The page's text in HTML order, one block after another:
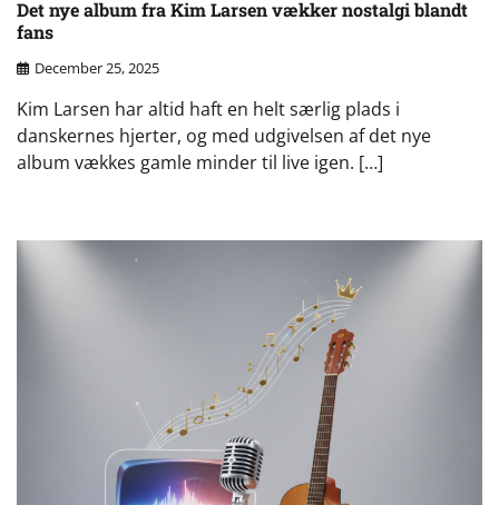
Det nye album fra Kim Larsen vækker nostalgi blandt
fans
December 25, 2025
Kim Larsen har altid haft en helt særlig plads i
danskernes hjerter, og med udgivelsen af det nye
album vækkes gamle minder til live igen. […]